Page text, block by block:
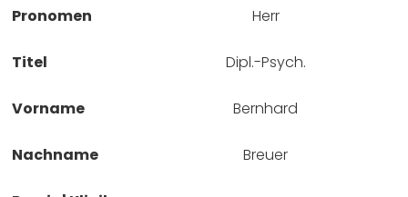
Pronomen Herr
Titel Dipl.-Psych.
Vorname Bernhard
Nachname Breuer